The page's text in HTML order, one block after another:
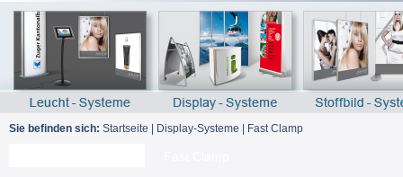
Sie befinden sich: Startseite Display-Systeme Fast Clamp